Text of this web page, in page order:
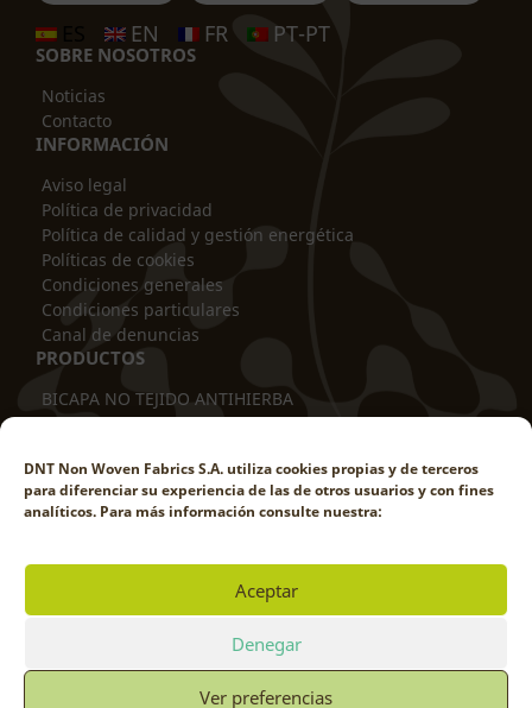
DNT Non Woven Fabrics S.A. utiliza cookies propias y de terceros
para diferenciar su experiencia de las de otros usuarios y con fines
analíticos. Para más información consulte nuestra:
Aceptar
Denegar
Ver preferencias
EN FR PT-PT
SOBRE NOSOTROS
Noticias
Contacto
INFORMACIÓN
Aviso legal
Política de privacidad
Política de calidad y gestión energética
Políticas de cookies
Condiciones generales
Condiciones particulares
Canal de denuncias
PRODUCTOS
BICAPA NO TEJIDO ANTIHIERBA
ANTIVARETAS BICAPA
FUNDA TUBULAR
MANTA TÉRMICA
CUBRESUELOS ANTIHIERBA
CUBREMACETAS ANTIHIERBA
TRABAJA CON NOSOTROS
© DNT NON WOVEN FABRICS 2025